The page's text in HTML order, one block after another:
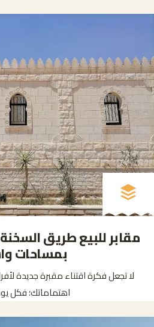
مقابر للبيع طريق
بمساحات
لا تجعل فكرة اقتناء مقبرة جديدة
اهتماماتك؛ فكل